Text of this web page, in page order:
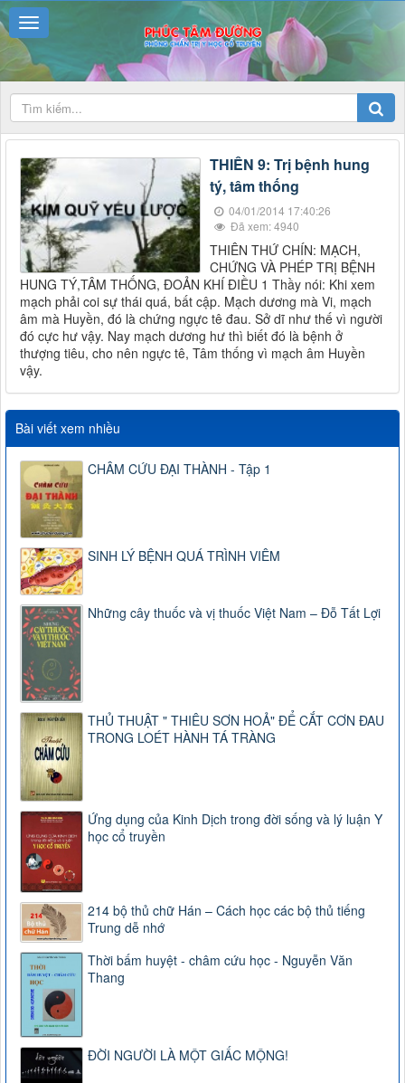
THIÊN 9: Trị bệnh hung
tý, tâm thống
04/01/2014 17:40:26
Đã xem: 4940
THIÊN THỨ CHÍN: MẠCH,
CHỨNG VÀ PHÉP TRỊ BỆNH
HUNG TÝ,TÂM THỐNG, ĐOẢN KHÍ ĐIỀU 1 Thầy nói: Khi xem
mạch phải coi sự thái quá, bất cập. Mạch dương mà Vi, mạch
âm mà Huyền, đó là chứng ngực tê đau. Sở dĩ như thế vì người
đó cực hư vậy. Nay mạch dương hư thì biết đó là bệnh ở
thượng tiêu, cho nên ngực tê, Tâm thống vì mạch âm Huyền
vậy.
Bài viết xem nhiều
CHÂM CỨU ĐẠI THÀNH - Tập 1
SINH LÝ BỆNH QUÁ TRÌNH VIÊM
Những cây thuốc và vị thuốc Việt Nam – Đỗ Tất Lợi
THỦ THUẬT " THIÊU SƠN HOẢ" ĐỂ CẮT CƠN ĐAU
TRONG LOÉT HÀNH TÁ TRÀNG
Ứng dụng của Kinh Dịch trong đời sống và lý luận Y
học cổ truyền
214 bộ thủ chữ Hán – Cách học các bộ thủ tiếng
Trung dễ nhớ
Thời bấm huyệt - châm cứu học - Nguyễn Văn
Thang
ĐỜI NGƯỜI LÀ MỘT GIẤC MỘNG!